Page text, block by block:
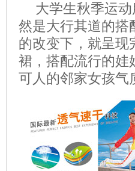
大学生秋季运
然是大行其道的搭
的改变下，就呈现
裙，搭配流行的娃
可人的邻家女孩气